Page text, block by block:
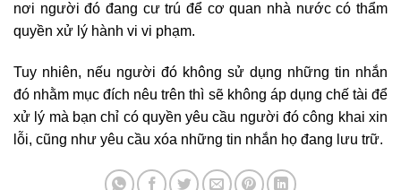
nơi người đó đang cư trú để cơ quan nhà nước có thẩm
quyền xử lý hành vi vi phạm.
Tuy nhiên, nếu người đó không sử dụng những tin nhắn
đó nhằm mục đích nêu trên thì sẽ không áp dụng chế tài để
xử lý mà bạn chỉ có quyền yêu cầu người đó công khai xin
lỗi, cũng như yêu cầu xóa những tin nhắn họ đang lưu trữ.